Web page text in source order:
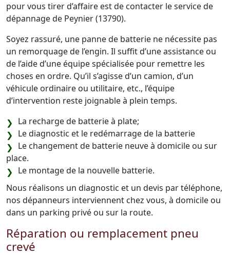
pour vous tirer d’affaire est de contacter le service de
dépannage de Peynier (13790).
Soyez rassuré, une panne de batterie ne nécessite pas
un remorquage de l’engin. Il suffit d’une assistance ou
de l’aide d’une équipe spécialisée pour remettre les
choses en ordre. Qu’il s’agisse d’un camion, d’un
véhicule ordinaire ou utilitaire, etc., l’équipe
d’intervention reste joignable à plein temps.
La recharge de batterie à plate;
Le diagnostic et le redémarrage de la batterie
Le changement de batterie neuve à domicile ou sur
place.
Le montage de la nouvelle batterie.
Nous réalisons un diagnostic et un devis par téléphone,
nos dépanneurs interviennent chez vous, à domicile ou
dans un parking privé ou sur la route.
Réparation ou remplacement pneu
crevé